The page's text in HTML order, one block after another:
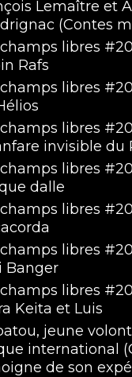
Lemaître et
(Contes
libres
Rafs
libres
libres
invisible du
libres
dalle
libres
libres
Banger
libres
Keita et Luis
jeune
international
de son